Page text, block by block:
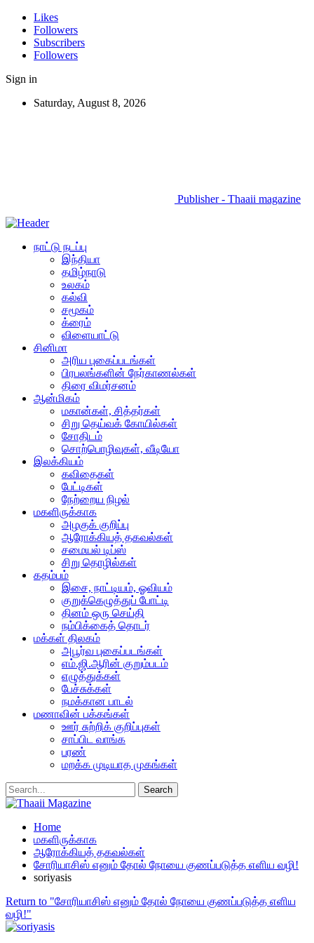
Likes
Followers
Subscribers
Followers
Sign in
Saturday, August 8, 2026
Publisher - Thaaii magazine
நாட்டு நடப்பு
இந்தியா
தமிழ்நாடு
உலகம்
கல்வி
சமூகம்
க்ரைம்
விளையாட்டு
சினிமா
அரிய புகைப்படங்கள்
பிரபலங்களின் நேர்காணல்கள்
திரை விமர்சனம்
ஆன்மிகம்
மகான்கள், சித்தர்கள்
சிறு தெய்வக் கோயில்கள்
சோதிடம்
சொற்பொழிவுகள், வீடியோ
இலக்கியம்
கவிதைகள்
பேட்டிகள்
நேற்றைய நிழல்
மகளிருக்காக
அழகுக் குறிப்பு
ஆரோக்கியத் தகவல்கள்
சமையல் டிப்ஸ்
சிறு தொழில்கள்
கதம்பம்
இசை, நாட்டியம், ஓவியம்
குறுக்கெழுத்துப் போட்டி
தினம் ஒரு செய்தி
நம்பிக்கைத் தொடர்
மக்கள் திலகம்
அபூர்வ புகைப்படங்கள்
எம்.ஜி.ஆரின் குறும்படம்
எழுத்துக்கள்
பேச்சுக்கள்
நமக்கான பாடல்
மணாவின் பக்கங்கள்
ஊர் சுற்றிக் குறிப்புகள்
சாப்பிட வாங்க
பரண்
மறக்க முடியாத முகங்கள்
Home
மகளிருக்காக
ஆரோக்கியத் தகவல்கள்
சோரியாசிஸ் எனும் தோல் நோயை குணப்படுத்த எளிய வழி!
soriyasis
Return to "சோரியாசிஸ் எனும் தோல் நோயை குணப்படுத்த எளிய
வழி!"